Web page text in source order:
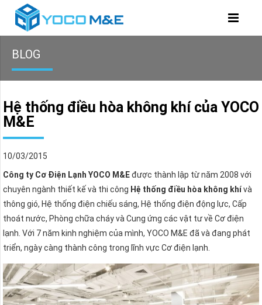
BLOG
Hệ thống điều hòa không khí của YOCO
M&E
10/03/2015
Công ty Cơ Điện Lạnh YOCO M&Eđược thành lập từ năm 2008 với
chuyên ngành thiết kế và thi công Hệ thống điều hòa không khívà
thông gió, Hệ thống điện chiếu sáng, Hệ thống điện động lực, Cấp
thoát nước, Phòng chữa cháy và Cung ứng các vật tư về Cơ điện
lạnh. Với 7 năm kinh nghiệm của mình, YOCO M&E đã và đang phát
triển, ngày càng thành công trong lĩnh vực Cơ điện lạnh.